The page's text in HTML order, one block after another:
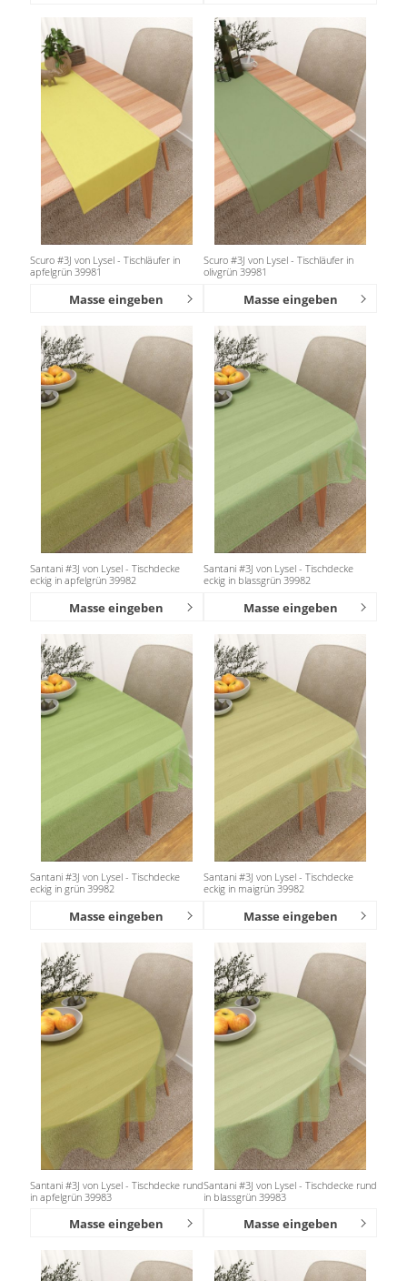
Scuro #3J von Lysel - Tischläufer in
apfelgrün 39981
Masse eingeben
Scuro #3J von Lysel - Tischläufer in
olivgrün 39981
Masse eingeben
Santani #3J von Lysel - Tischdecke
eckig in apfelgrün 39982
Masse eingeben
Santani #3J von Lysel - Tischdecke
eckig in blassgrün 39982
Masse eingeben
Santani #3J von Lysel - Tischdecke
eckig in grün 39982
Masse eingeben
Santani #3J von Lysel - Tischdecke
eckig in maigrün 39982
Masse eingeben
Santani #3J von Lysel - Tischdecke rund
in apfelgrün 39983
Masse eingeben
Santani #3J von Lysel - Tischdecke rund
in blassgrün 39983
Masse eingeben